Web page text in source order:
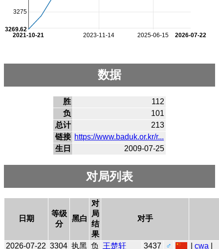
2023-11-14 2025-06-15
2021-10-21 2026-07-22
3275
3269.62
数据
胜
112
负
101
总计
213
链接 https://www.baduk.or.kr/r...
生日
2009-07-25
对局列表
日期
等级
分
黑白
对
局
结
果
对手
2026-07-22 3304 执黑 负 王楚轩 3437 ♂ |cwa